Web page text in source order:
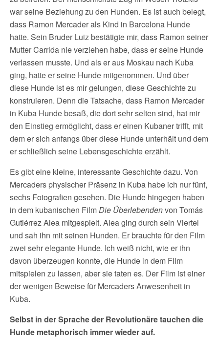
war seine Beziehung zu den Hunden. Es ist auch belegt,
dass Ramon Mercader als Kind in Barcelona Hunde
hatte. Sein Bruder Luiz bestätigte mir, dass Ramon seiner
Mutter Carrida nie verziehen habe, dass er seine Hunde
verlassen musste. Und als er aus Moskau nach Kuba
ging, hatte er seine Hunde mitgenommen. Und über
diese Hunde ist es mir gelungen, diese Geschichte zu
konstruieren. Denn die Tatsache, dass Ramon Mercader
in Kuba Hunde besaß, die dort sehr selten sind, hat mir
den Einstieg ermöglicht, dass er einen Kubaner trifft, mit
dem er sich anfangs über diese Hunde unterhält und dem
er schließlich seine Lebensgeschichte erzählt.
Es gibt eine kleine, interessante Geschichte dazu. Von
Mercaders physischer Präsenz in Kuba habe ich nur fünf,
sechs Fotografien gesehen. Die Hunde hingegen haben
in dem kubanischen FilmDie Überlebendenvon Tomás
Gutiérrez Alea mitgespielt. Alea ging durch sein Viertel
und sah ihn mit seinen Hunden. Er brauchte für den Film
zwei sehr elegante Hunde. Ich weiß nicht, wie er ihn
davon überzeugen konnte, die Hunde in dem Film
mitspielen zu lassen, aber sie taten es. Der Film ist einer
der wenigen Beweise für Mercaders Anwesenheit in
Kuba.
Selbst in der Sprache der Revolutionäre tauchen die
Hunde metaphorisch immer wieder auf.